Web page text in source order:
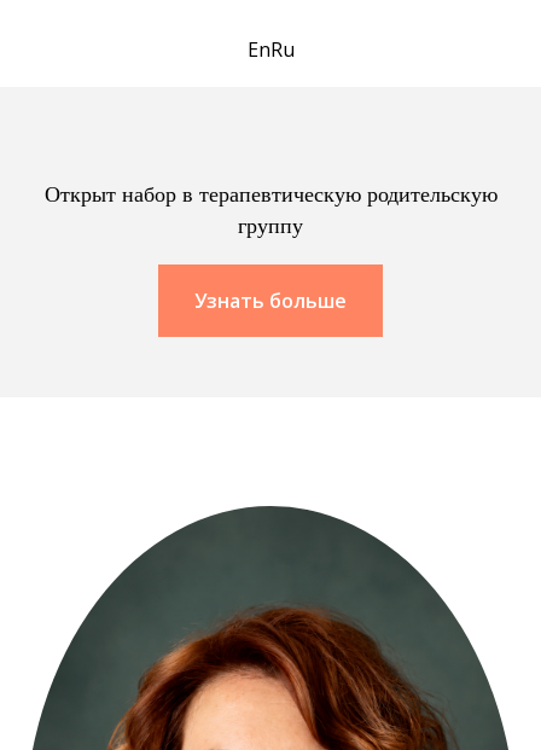
EnRu
Открыт набор в терапевтическую родительскую
группу
Узнать больше